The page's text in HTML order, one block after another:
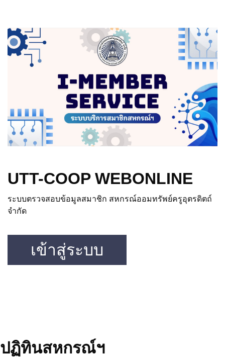
UTT-COOP WEBONLINE
ระบบตรวจสอบข้อมูลสมาชิก สหกรณ์ออมทรัพย์ครูอุตรดิตถ์
จำกัด
เข้าสู่ระบบ
ปฏิทินสหกรณ์ฯ